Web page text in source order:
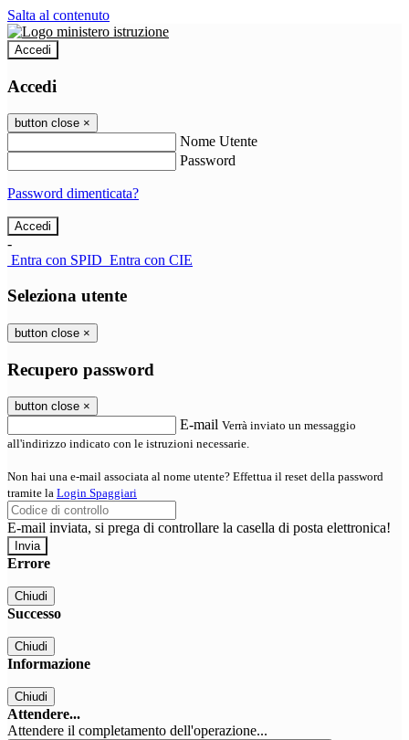
Salta al contenuto
Accedi
Accedi
button close ×
Nome Utente
Password
Password dimenticata?
-
Entra con SPID Entra con CIE
Seleziona utente
button close ×
Recupero password
button close ×
E-mail Verrà inviato un messaggio
all'indirizzo indicato con le istruzioni necessarie.
Non hai una e-mail associata al nome utente? Effettua il reset della password
tramite la Login Spaggiari
E-mail inviata, si prega di controllare la casella di posta elettronica!
Errore
Chiudi
Successo
Chiudi
Informazione
Chiudi
Attendere...
Attendere il completamento dell'operazione...